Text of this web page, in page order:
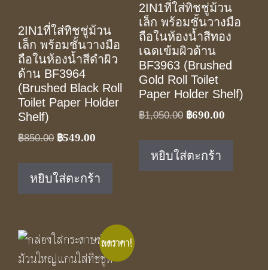
2IN1ที่ใส่ทิชชู่ม้วน
เล็ก พร้อมชั้นวางมือ
ถือในห้องน้ำสีดำผิว
ด้าน BF3964
(Brushed Black Roll
Toilet Paper Holder
Shelf)
฿850.00 Original
was:
฿850.00.
฿549.00
฿549.00.
หยิบใส่ตะกร้า
2IN1ที่ใส่ทิชชู่ม้วน
เล็ก พร้อมชั้นวางมือ
ถือในห้องน้ำสีทอง
เฉดเข้มผิวด้าน
BF3963 (Brushed
Gold Roll Toilet
Paper Holder Shelf)
฿1,050.00 Original
฿1,050.00.
฿690.00Current
หยิบใส่ตะกร้า
ลดราคา!